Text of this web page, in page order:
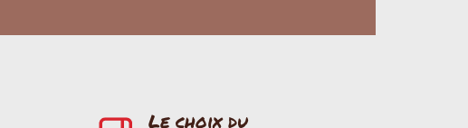
Le choix du